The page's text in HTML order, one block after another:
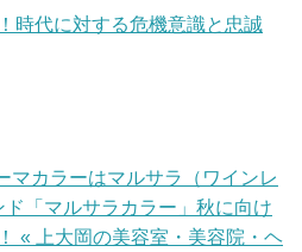
時代に対する危機意識と忠誠
マカラーはマルサラ（ワインレ
「マルサラカラー」秋に向け
« 上大岡の美容室・美容院・ヘ